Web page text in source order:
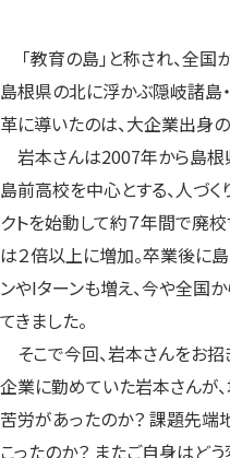
「教育の島」と称され、全
島根県の北に浮かぶ隠岐諸島・
革に導いたのは、大企業出身
岩本さんは2007年から島根
島前高校を中心とする、人づく
クトを始動して約７年間で廃
は２倍以上に増加。卒業後に
ンやIターンも増え、今や全国
てきました。
そこで今回、岩本さんをお招
企業に勤めていた岩本さんが
苦労があったのか？ 課題先
こったのか？ またご自身はど